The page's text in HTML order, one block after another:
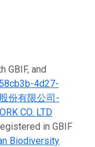
GBIF, and
4d27-
份有限公司-
CO. LTD
in GBIF
Biodiversity